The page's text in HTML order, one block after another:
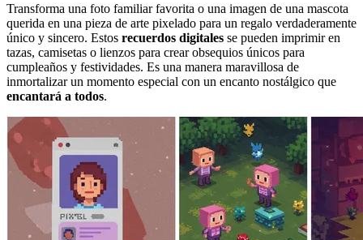
Transforma una foto familiar favorita o una imagen de una mascota
querida en una pieza de arte pixelado para un regalo verdaderamente
único y sincero. Estos recuerdos digitales se pueden imprimir en
tazas, camisetas o lienzos para crear obsequios únicos para
cumpleaños y festividades. Es una manera maravillosa de
inmortalizar un momento especial con un encanto nostálgico que
encantará a todos.